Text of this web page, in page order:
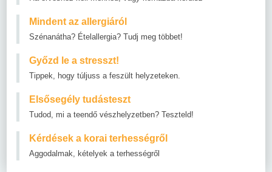
Mindent az allergiáról
Szénanátha? Ételallergia? Tudj meg többet!
Győzd le a stresszt!
Tippek, hogy túljuss a feszült helyzeteken.
Elsősegély tudásteszt
Tudod, mi a teendő vészhelyzetben? Teszteld!
Kérdések a korai terhességről
Aggodalmak, kételyek a terhességről